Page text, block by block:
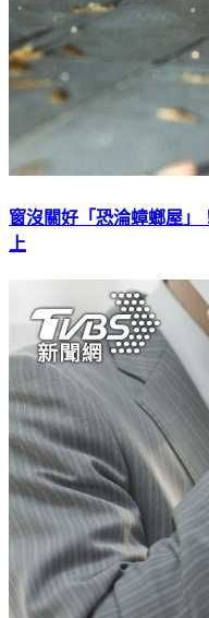
窗沒關好「恐淪蟑螂屋
上